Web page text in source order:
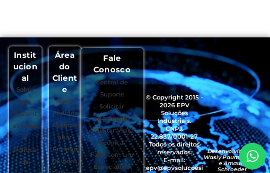
Instit
ucion
al
Sobre
Nós
Sustent
abilidad
e
Política
de
Área
do
Client
e
Meus
Pedidos
Acompa
nhar
Entrega
Dúvidas
Fale
Conosco
Central de
Suporte
Solicitar
Orçamento
Solicitar Visita
Técnica
Falar com um
Especialista
© Copyright 2015 -
2026 EPV
Soluções
Industriais.
CNPJ:
22.837/0001-27
Todos os direitos
reservados.
E-mail:
epv@epvsolucoesi
Desenvolvido por
Wasly Paumgartten
e Amaury
Schroeder